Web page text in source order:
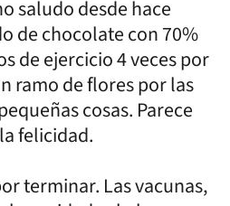
saludo desde hace
de chocolate con 70%
de ejercicio 4 veces por
ramo de flores por las
cosas. Parece
felicidad.
terminar. Las vacunas,